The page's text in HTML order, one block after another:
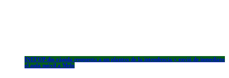
INEFOP dio rápida respuesta a un planteo de la intendencia y envió de inmediato
el aula móvil a Melo